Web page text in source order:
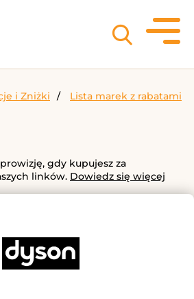
i Zniżki
Lista marek z rabatami
gdy kupujesz za
linków. Dowiedz się więcej